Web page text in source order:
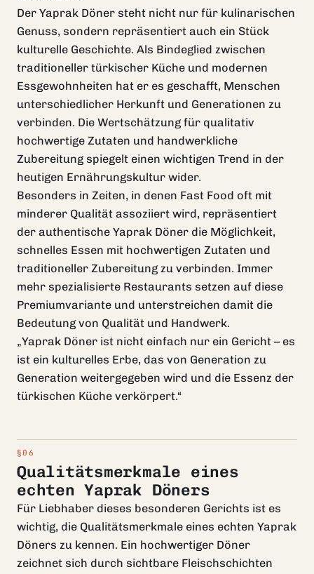
Der Yaprak Döner steht nicht nur für kulinarischen
Genuss, sondern repräsentiert auch ein Stück
kulturelle Geschichte. Als Bindeglied zwischen
traditioneller türkischer Küche und modernen
Essgewohnheiten hat er es geschafft, Menschen
unterschiedlicher Herkunft und Generationen zu
verbinden. Die Wertschätzung für qualitativ
hochwertige Zutaten und handwerkliche
Zubereitung spiegelt einen wichtigen Trend in der
heutigen Ernährungskultur wider.
Besonders in Zeiten, in denen Fast Food oft mit
minderer Qualität assoziiert wird, repräsentiert
der authentische Yaprak Döner die Möglichkeit,
schnelles Essen mit hochwertigen Zutaten und
traditioneller Zubereitung zu verbinden. Immer
mehr spezialisierte Restaurants setzen auf diese
Premiumvariante und unterstreichen damit die
Bedeutung von Qualität und Handwerk.
„Yaprak Döner ist nicht einfach nur ein Gericht – es
ist ein kulturelles Erbe, das von Generation zu
Generation weitergegeben wird und die Essenz der
türkischen Küche verkörpert.“
Qualitätsmerkmale eines
echten Yaprak Döners
Für Liebhaber dieses besonderen Gerichts ist es
wichtig, die Qualitätsmerkmale eines echten Yaprak
Döners zu kennen. Ein hochwertiger Döner
zeichnet sich durch sichtbare Fleischschichten